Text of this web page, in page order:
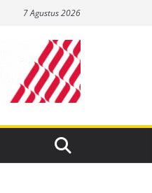
7 Agustus 2026